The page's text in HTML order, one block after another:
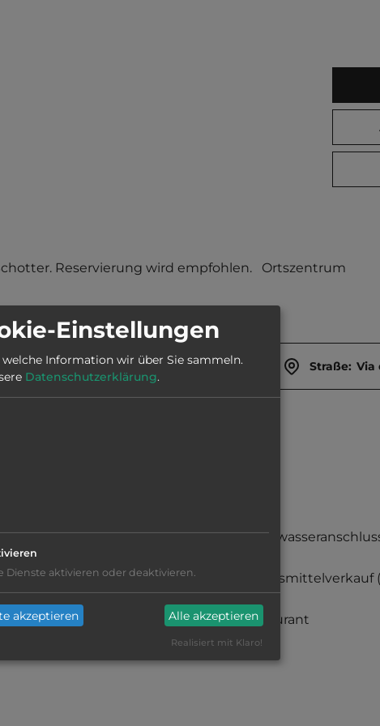
Reservierung wird empfohlen.   Ortszentrum
San Vito Lo Capo Straße: Via
Lebensmittelverkauf
Restaurant
Einstellungen
welche Information wir über Sie sammeln.
Datenschutzerklärung.
Dienste aktivieren oder deaktivieren.
akzeptieren Alle akzeptieren
Realisiert mit Klaro!